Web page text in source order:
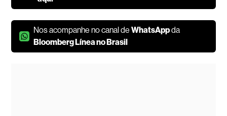
Nos acompanhe no canal deWhatsAppda
Bloomberg Línea no Brasil